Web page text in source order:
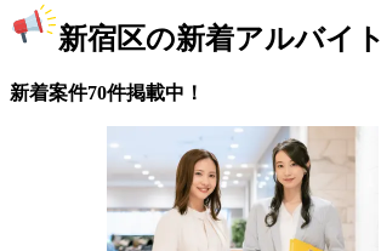
新宿区の新着アルバイト
新着案件70件掲載中！